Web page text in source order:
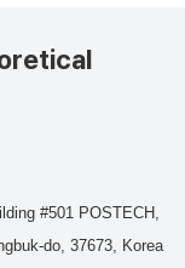
#501 POSTECH,
do, 37673, Korea